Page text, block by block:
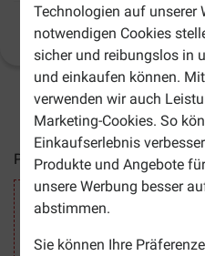
Technologien auf unserer
notwendigen Cookies
sicher und reibungslos in
und einkaufen können.
verwenden wir auch
Marketing-Cookies. So
Einkaufserlebnis
Produkte und Angebote
unsere Werbung besser
abstimmen.
Sie können Ihre
2-4
Preise inkl. MwSt zzgl.
BITTE BEACHTE: